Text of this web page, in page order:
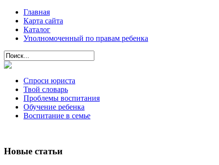
Главная
Карта сайта
Каталог
Уполномоченный по правам ребенка
Спроси юриста
Твой словарь
Проблемы воспитания
Обучение ребенка
Воспитание в семье
Новые статьи